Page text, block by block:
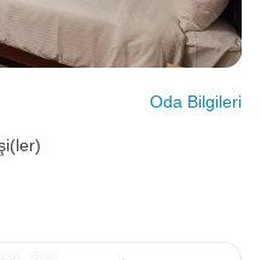
Oda Bilgileri